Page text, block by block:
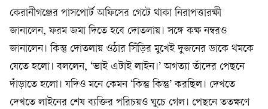
কেরানীগঞ্জের পাসপোর্ট অফিসের গেটে থাকা নিরাপত্তারক্ষী
জানালেন, ফরম জমা দিতে হবে দোতলায়। সঙ্গে কক্ষ নম্বরও
জানালেন। কিন্তু দোতলায় ওঠার সিঁড়ির মুখেই দুজনের ডাকে থমকে
যেতে হলো। বললেন, ‘ভাই এটাই লাইন।’ অগত্যা তাঁদের পেছনে
দাঁড়াতে হলো। যদিও মনে কেমন ‘কিন্তু কিন্তু’ করছিল। দেখতে
দেখতে লাইনের শেষ ব্যক্তির পরিচয়ও ঘুচে গেল। পেছনে ততক্ষণে